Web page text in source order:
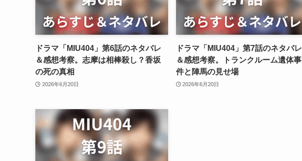
ドラマ「MIU404」第6話のネタバレ
＆感想考察。志摩は相棒殺し？香坂
の死の真相
2026年6月20日
ドラマ「MIU404」第7話のネタバレ
＆感想考察。トランクルーム遺体事
件と陣馬の見せ場
2026年6月20日